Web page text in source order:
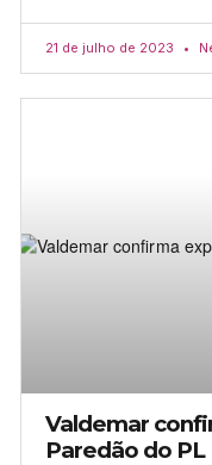
21 de julho de 2023
Valdemar
Paredão do PL